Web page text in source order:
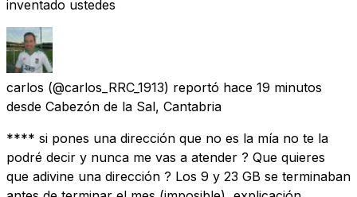
inventado ustedes
carlos (@carlos_RRC_1913) reportó hace 19 minutos
desde Cabezón de la Sal, Cantabria
**** si pones una dirección que no es la mía no te la
podré decir y nunca me vas a atender ? Que quieres
que adivine una dirección ? Los 9 y 23 GB se terminaban